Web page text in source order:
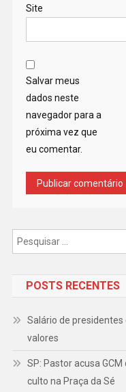
Site
Salvar meus
dados neste
navegador para a
próxima vez que
eu comentar.
POSTS RECENTES
Salário de presidentes
valores
SP: Pastor acusa
culto na Praça da Sé